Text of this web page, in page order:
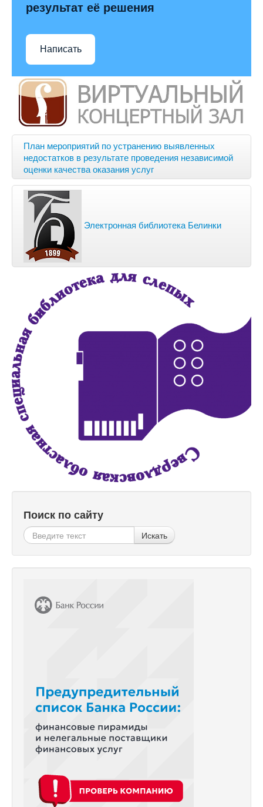
результат её решения
Написать
План мероприятий по устранению выявленных
недостатков в результате проведения независимой
оценки качества оказания услуг
Электронная библиотека Белинки
Поиск по сайту
Искать